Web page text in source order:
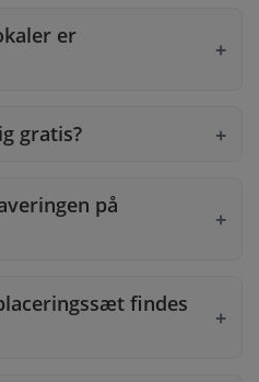
er
gratis?
på
findes